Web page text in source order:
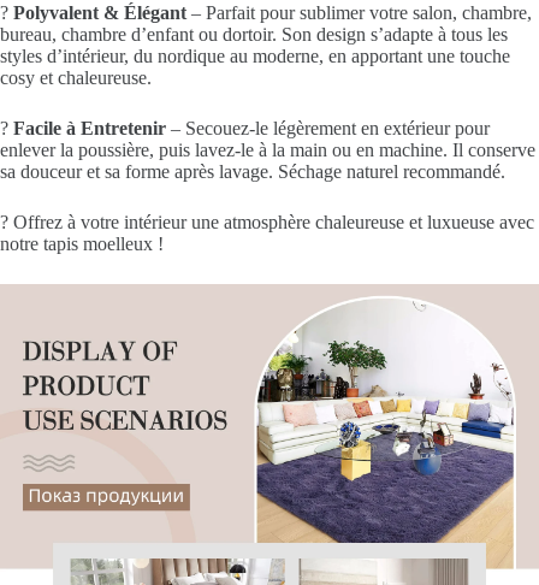
? Polyvalent & Élégant – Parfait pour sublimer votre salon, chambre,
bureau, chambre d’enfant ou dortoir. Son design s’adapte à tous les
styles d’intérieur, du nordique au moderne, en apportant une touche
cosy et chaleureuse.
? Facile à Entretenir – Secouez-le légèrement en extérieur pour
enlever la poussière, puis lavez-le à la main ou en machine. Il conserve
sa douceur et sa forme après lavage. Séchage naturel recommandé.
? Offrez à votre intérieur une atmosphère chaleureuse et luxueuse avec
notre tapis moelleux !